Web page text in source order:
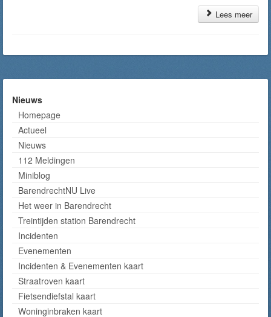
Lees meer
Nieuws
Homepage
Actueel
Nieuws
112 Meldingen
Miniblog
BarendrechtNU Live
Het weer in Barendrecht
Treintijden station Barendrecht
Incidenten
Evenementen
Incidenten & Evenementen kaart
Straatroven kaart
Fietsendiefstal kaart
Woninginbraken kaart